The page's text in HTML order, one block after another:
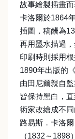
故事繪製插畫而
卡洛爾於1864
插圖，稿酬為
再用墨水描過
印刷時則採用
1890年出版的
由田尼爾親自
皆保持黑白，
術家改繪成不同
路易斯．卡洛爾
（1832～1898）